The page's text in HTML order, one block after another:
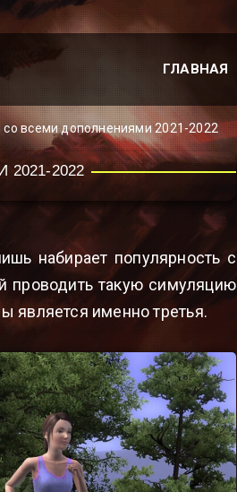
ГЛАВНАЯ
со всеми дополнениями 2021-2022
2022
набирает популярность с
проводить такую симуляцию
является именно третья.